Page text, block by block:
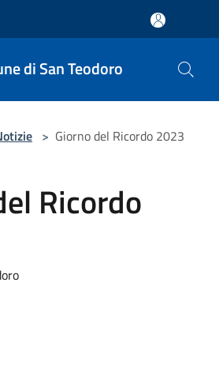
di San Teodoro
> Giorno del Ricordo 2023
Ricordo